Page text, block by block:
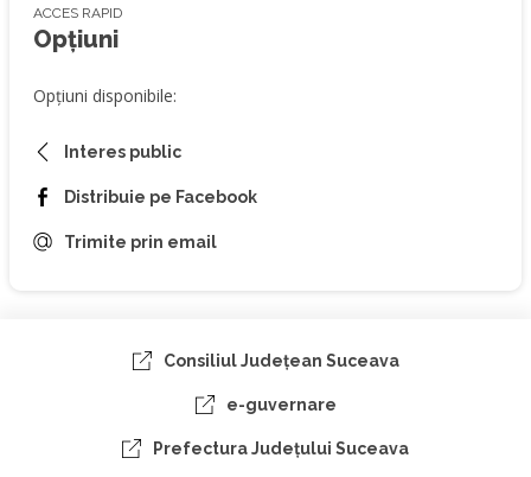
ACCES RAPID
Opțiuni
Opțiuni disponibile:
Interes public
Distribuie pe Facebook
Trimite prin email
Consiliul Judeţean Suceava
e-guvernare
Prefectura Judeţului Suceava